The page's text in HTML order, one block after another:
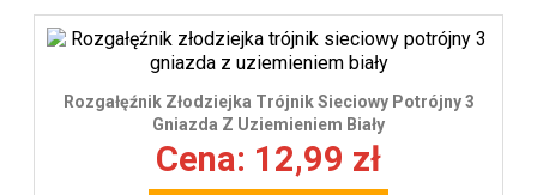
Rozgałęźnik Złodziejka Trójnik Sieciowy Potrójny 3
Gniazda Z Uziemieniem Biały
Cena: 12,99 zł